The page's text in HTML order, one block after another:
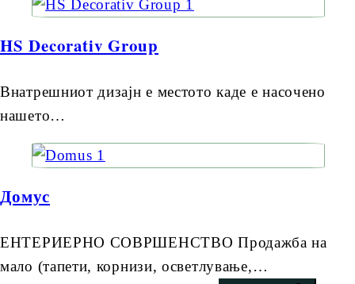
HS Decorativ Group
Внатрешниот дизајн е местото каде е насочено
нашето…
Домус
ЕНТЕРИЕРНО СОВРШЕНСТВО Продажба на
мало (тапети, корнизи, осветлување,…